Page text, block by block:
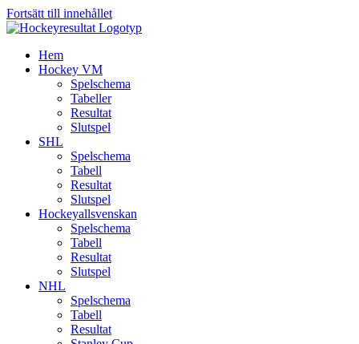
Fortsätt till innehållet
Hem
Hockey VM
Spelschema
Tabeller
Resultat
Slutspel
SHL
Spelschema
Tabell
Resultat
Slutspel
Hockeyallsvenskan
Spelschema
Tabell
Resultat
Slutspel
NHL
Spelschema
Tabell
Resultat